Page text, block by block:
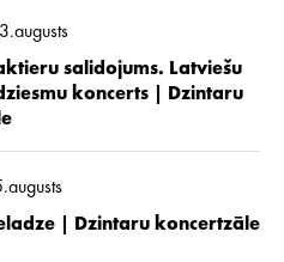
salidojums. Latviešu
koncerts | Dzintaru
| Dzintaru koncertzāle